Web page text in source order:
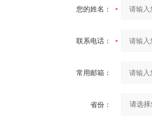
您的姓名：
联系电话：
常用邮箱：
省份：